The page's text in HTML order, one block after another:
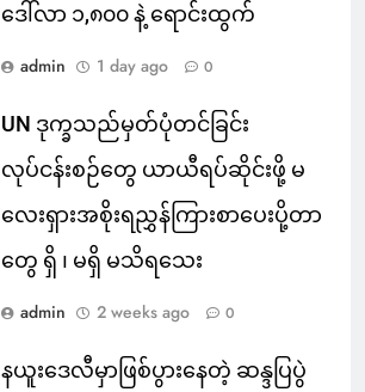
ဒေါ်လာ ၁,၈၀၀ နဲ့ ရောင်းထွက်
admin 1 day ago 0
UN ဒုက္ခသည်မှတ်ပုံတင်ခြင်း
လုပ်ငန်းစဉ်တွေ ယာယီရပ်ဆိုင်းဖို့ မ
လေးရှားအစိုးရညွှန်ကြားစာပေးပို့တာ
တွေ ရှိ ၊ မရှိ မသိရသေး
admin 2 weeks ago 0
နယူးဒေလီမှာဖြစ်ပွားနေတဲ့ ဆန္ဒပြပွဲ